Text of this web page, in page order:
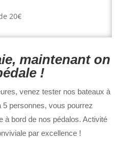
20€
maintenant on
!
venez tester nos bateaux à
5 personnes, vous pourrez
à bord de nos pédalos. Activité
par excellence !